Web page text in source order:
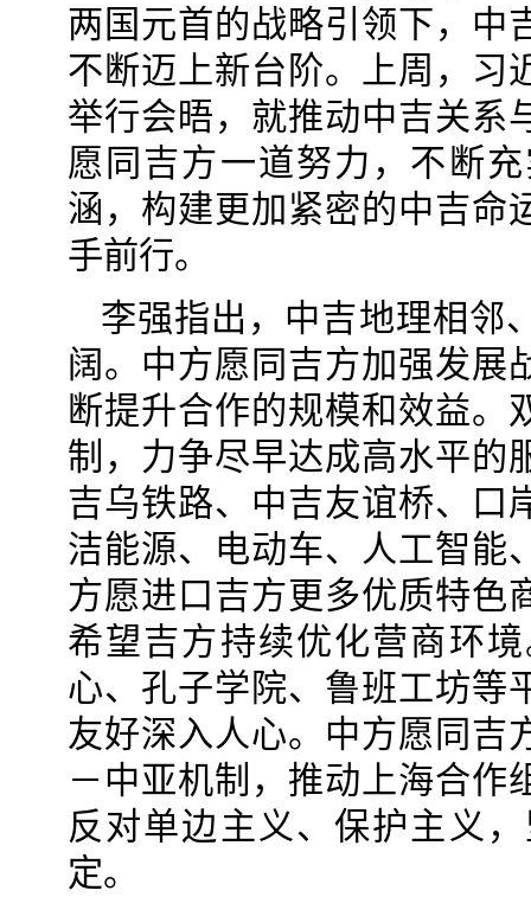
两国元首的战略引领下，中
不断迈上新台阶。上周，习
举行会晤，就推动中吉关系
愿同吉方一道努力，不断
涵，构建更加紧密的中吉命
手前行。
李强指出，中吉地理相邻
阔。中方愿同吉方加强发展
断提升合作的规模和效益。
制，力争尽早达成高水平的
吉乌铁路、中吉友谊桥、口
洁能源、电动车、人工智能
方愿进口吉方更多优质特色
希望吉方持续优化营商环
心、孔子学院、鲁班工坊等
友好深入人心。中方愿同吉
－中亚机制，推动上海合作
反对单边主义、保护主义
定。